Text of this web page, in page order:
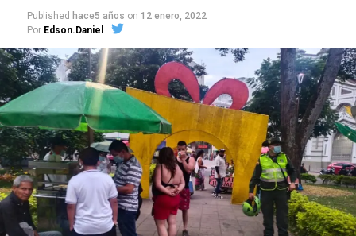
Published hace5 años on 12 enero, 2022
Por Edson.Daniel